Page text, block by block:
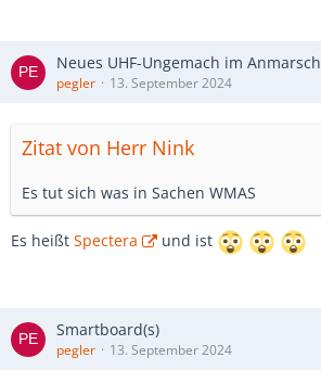
Neues UHF-Ungemach im Anmarsch
pegler 13. September 2024
Zitat von Herr Nink
Es tut sich was in Sachen WMAS
Es heißt Spectera und ist
Smartboard(s)
pegler 13. September 2024